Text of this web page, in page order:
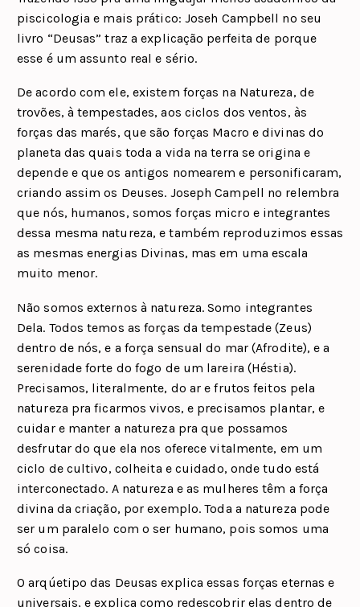
piscicologia e mais prático: Joseh Campbell no seu
livro “Deusas” traz a explicação perfeita de porque
esse é um assunto real e sério.
De acordo com ele, existem forças na Natureza, de
trovões, à tempestades, aos ciclos dos ventos, às
forças das marés, que são forças Macro e divinas do
planeta das quais toda a vida na terra se origina e
depende e que os antigos nomearem e personificaram,
criando assim os Deuses. Joseph Campell no relembra
que nós, humanos, somos forças micro e integrantes
dessa mesma natureza, e também reproduzimos essas
as mesmas energias Divinas, mas em uma escala
muito menor.
Não somos externos à natureza. Somo integrantes
Dela. Todos temos as forças da tempestade (Zeus)
dentro de nós, e a força sensual do mar (Afrodite), e a
serenidade forte do fogo de um lareira (Héstia).
Precisamos, literalmente, do ar e frutos feitos pela
natureza pra ficarmos vivos, e precisamos plantar, e
cuidar e manter a natureza pra que possamos
desfrutar do que ela nos oferece vitalmente, em um
ciclo de cultivo, colheita e cuidado, onde tudo está
interconectado. A natureza e as mulheres têm a força
divina da criação, por exemplo. Toda a natureza pode
ser um paralelo com o ser humano, pois somos uma
só coisa.
O arqúetipo das Deusas explica essas forças eternas e
universais, e explica como redescobrir elas dentro de